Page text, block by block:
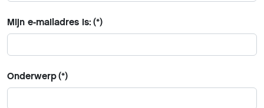
Mijn e-mailadres is:(*)
Onderwerp(*)